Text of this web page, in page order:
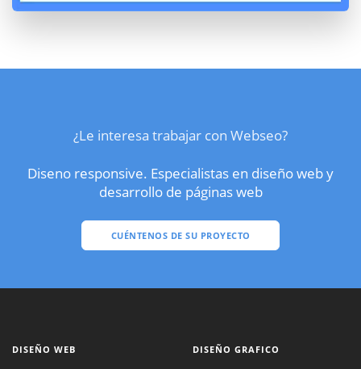
¿Le interesa trabajar con Webseo?
Diseno responsive. Especialistas en diseño web y
desarrollo de páginas web
CUÉNTENOS DE SU PROYECTO
DISEÑO WEB DISEÑO GRAFICO